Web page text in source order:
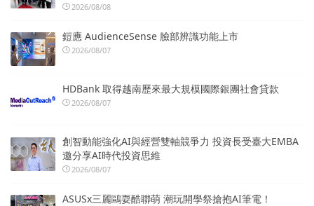
2026/08/08
鎧應 AudienceSense 臉部辨識功能上市
2026/08/07
HDBank 取得越南歷來最大規模國際銀團社會貸款
2026/08/07
創智動能強化AI與經營雙軸競爭力 投資長受臺大EMBA
邀分享AI時代投資思維
2026/08/07
ASUSx三麗鷗耍酷聯萌 潮玩開學祭搶抱AI筆電！